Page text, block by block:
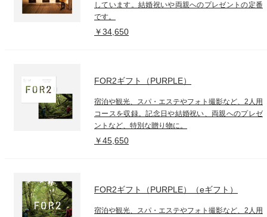
しています。結婚祝いや両親へのプレゼントの定番
です。
￥34,650
FOR2ギフト（PURPLE）
宿泊や観光、スパ・エステやフォト撮影など、2人用
コースを収録。記念日や結婚祝い、両親へのプレゼ
ントなど、特別な贈り物に。
￥45,650
FOR2ギフト（PURPLE）（eギフト）
宿泊や観光、スパ・エステやフォト撮影など、2人用